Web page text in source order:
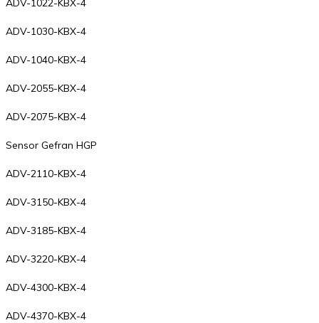
ADV-1022-KBX-4
ADV-1030-KBX-4
ADV-1040-KBX-4
ADV-2055-KBX-4
ADV-2075-KBX-4
Sensor Gefran HGP
ADV-2110-KBX-4
ADV-3150-KBX-4
ADV-3185-KBX-4
ADV-3220-KBX-4
ADV-4300-KBX-4
ADV-4370-KBX-4